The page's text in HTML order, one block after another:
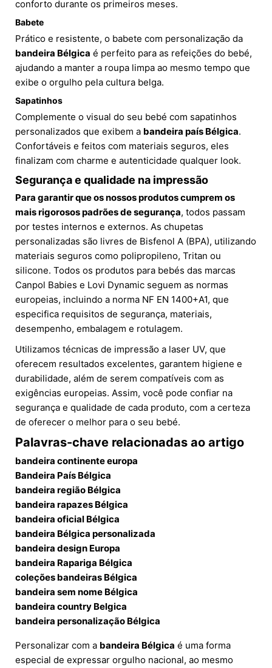
conforto durante os primeiros meses.
Babete
Prático e resistente, o babete com personalização da
bandeira Bélgica é perfeito para as refeições do bebé,
ajudando a manter a roupa limpa ao mesmo tempo que
exibe o orgulho pela cultura belga.
Sapatinhos
Complemente o visual do seu bebé com sapatinhos
personalizados que exibem a bandeira país Bélgica.
Confortáveis e feitos com materiais seguros, eles
finalizam com charme e autenticidade qualquer look.
Segurança e qualidade na impressão
Para garantir que os nossos produtos cumprem os
mais rigorosos padrões de segurança, todos passam
por testes internos e externos. As chupetas
personalizadas são livres de Bisfenol A (BPA), utilizando
materiais seguros como polipropileno, Tritan ou
silicone. Todos os produtos para bebés das marcas
Canpol Babies e Lovi Dynamic seguem as normas
europeias, incluindo a norma NF EN 1400+A1, que
especifica requisitos de segurança, materiais,
desempenho, embalagem e rotulagem.
Utilizamos técnicas de impressão a laser UV, que
oferecem resultados excelentes, garantem higiene e
durabilidade, além de serem compatíveis com as
exigências europeias. Assim, você pode confiar na
segurança e qualidade de cada produto, com a certeza
de oferecer o melhor para o seu bebé.
Palavras-chave relacionadas ao artigo
bandeira continente europa
Bandeira País Bélgica
bandeira região Bélgica
bandeira rapazes Bélgica
bandeira oficial Bélgica
bandeira Bélgica personalizada
bandeira design Europa
bandeira Rapariga Bélgica
coleções bandeiras Bélgica
bandeira sem nome Bélgica
bandeira country Belgica
bandeira personalização Bélgica
Personalizar com a bandeira Bélgica é uma forma
especial de expressar orgulho nacional, ao mesmo